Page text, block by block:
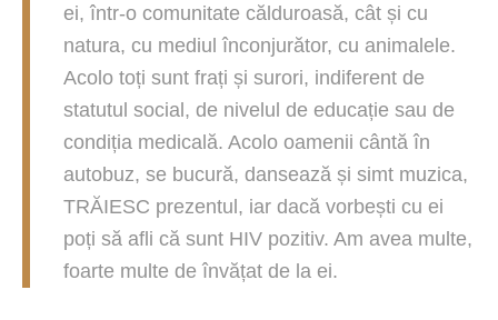
ei, într-o comunitate călduroasă, cât și cu
natura, cu mediul înconjurător, cu animalele.
Acolo toți sunt frați și surori, indiferent de
statutul social, de nivelul de educație sau de
condiția medicală. Acolo oamenii cântă în
autobuz, se bucură, dansează și simt muzica,
TRĂIESC prezentul, iar dacă vorbești cu ei
poți să afli că sunt HIV pozitiv. Am avea multe,
foarte multe de învățat de la ei.